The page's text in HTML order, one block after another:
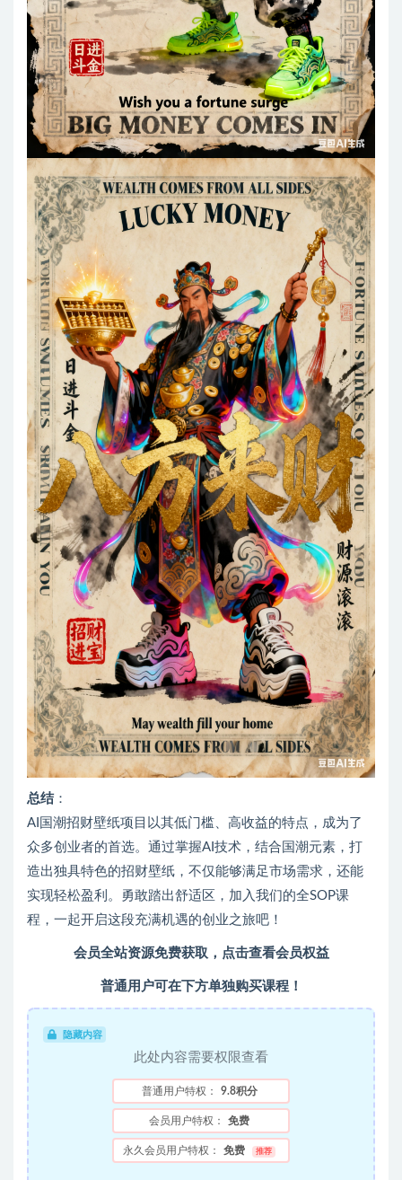
总结：
AI国潮招财壁纸项目以其低门槛、高收益的特点，成为了
众多创业者的首选。通过掌握AI技术，结合国潮元素，打
造出独具特色的招财壁纸，不仅能够满足市场需求，还能
实现轻松盈利。勇敢踏出舒适区，加入我们的全SOP课
程，一起开启这段充满机遇的创业之旅吧！
会员全站资源免费获取，点击查看会员权益
普通用户可在下方单独购买课程！
隐藏内容
此处内容需要权限查看
普通用户特权： 9.8积分
会员用户特权： 免费
永久会员用户特权： 免费 推荐